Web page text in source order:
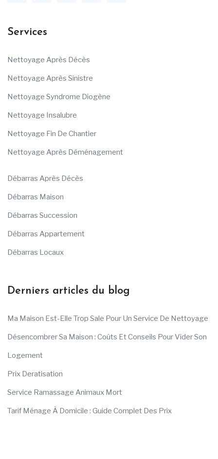
Services
Nettoyage Après Décès
Nettoyage Après Sinistre
Nettoyage Syndrome Diogène
Nettoyage Insalubre
Nettoyage Fin De Chantier
Nettoyage Après Déménagement
Débarras Après Décès
Débarras Maison
Débarras Succession
Débarras Appartement
Débarras Locaux
Derniers articles du blog
Ma Maison Est-Elle Trop Sale Pour Un Service De Nettoyage
Désencombrer Sa Maison : Coûts Et Conseils Pour Vider Son
Logement
Prix Deratisation
Service Ramassage Animaux Mort
Tarif Ménage À Domicile : Guide Complet Des Prix